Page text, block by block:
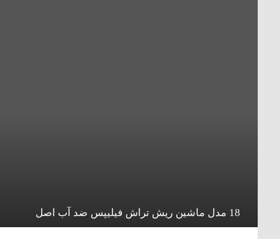
18 مدل ماشین ریش تراش فیلیپس ضد آب اصل